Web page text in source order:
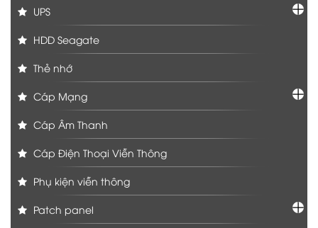
UPS
HDD Seagate
Thẻ nhớ
Cáp Mạng
Cáp Âm Thanh
Cáp Điện Thoại Viễn Thông
Phụ kiện viễn thông
Patch panel